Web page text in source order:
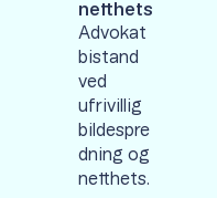
netthets
Advokat
bistand
ved
ufrivillig
bildespre
dning og
netthets.